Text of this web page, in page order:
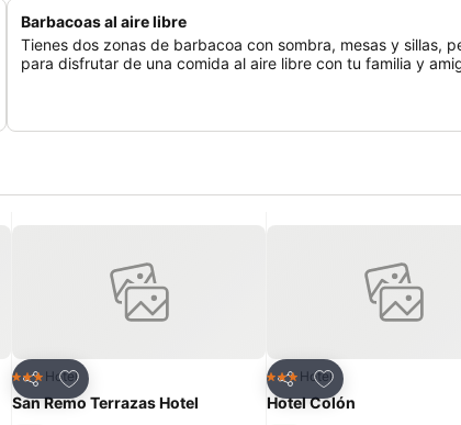
Barbacoas al aire libre
Tienes dos zonas de barbacoa con sombra, mesas y sillas,
para disfrutar de una comida al aire libre con tu familia y
Compartir
Añadir a favoritos
3 Estrellas
Hotel
San Remo Terrazas Hotel
Compartir
Añadir a favoritos
3 Estrellas
Hotel
Hotel Colón